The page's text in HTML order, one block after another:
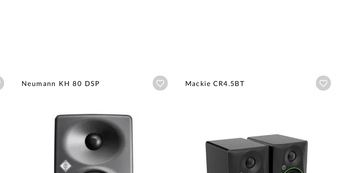
Añadir a wishlist
Neumann KH 80 DSP Añadir a wishlist
Mackie CR4.5BT